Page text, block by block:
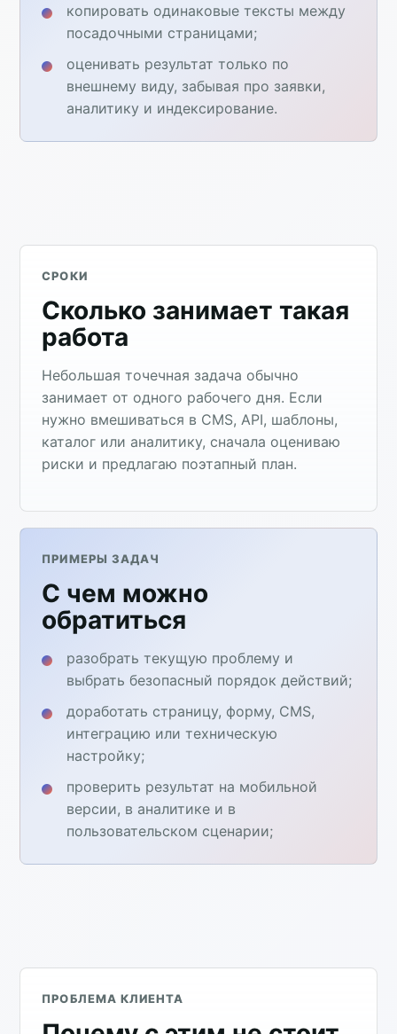
копировать одинаковые тексты между
посадочными страницами;
оценивать результат только по
внешнему виду, забывая про заявки,
аналитику и индексирование.
СРОКИ
Сколько занимает такая
работа
Небольшая точечная задача обычно
занимает от одного рабочего дня. Если
нужно вмешиваться в CMS, API, шаблоны,
каталог или аналитику, сначала оцениваю
риски и предлагаю поэтапный план.
ПРИМЕРЫ ЗАДАЧ
С чем можно
обратиться
разобрать текущую проблему и
выбрать безопасный порядок действий;
доработать страницу, форму, CMS,
интеграцию или техническую
настройку;
проверить результат на мобильной
версии, в аналитике и в
пользовательском сценарии;
ПРОБЛЕМА КЛИЕНТА